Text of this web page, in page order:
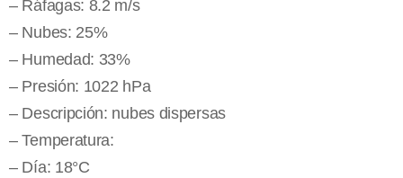
– Ráfagas: 8.2 m/s
– Nubes: 25%
– Humedad: 33%
– Presión: 1022 hPa
– Descripción: nubes dispersas
– Temperatura:
– Día: 18°C